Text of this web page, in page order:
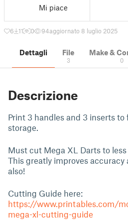
Mi piace
6 11 0 94aggiornato 8 luglio 2025
Dettagli File
3
Make &
0
Descrizione
Print 3 handles and 3 inserts
storage.
Must cut Mega XL Darts to
This greatly improves accuracy
also!
Cutting Guide here:
https://www.printables.com/
mega-xl-cutting-guide